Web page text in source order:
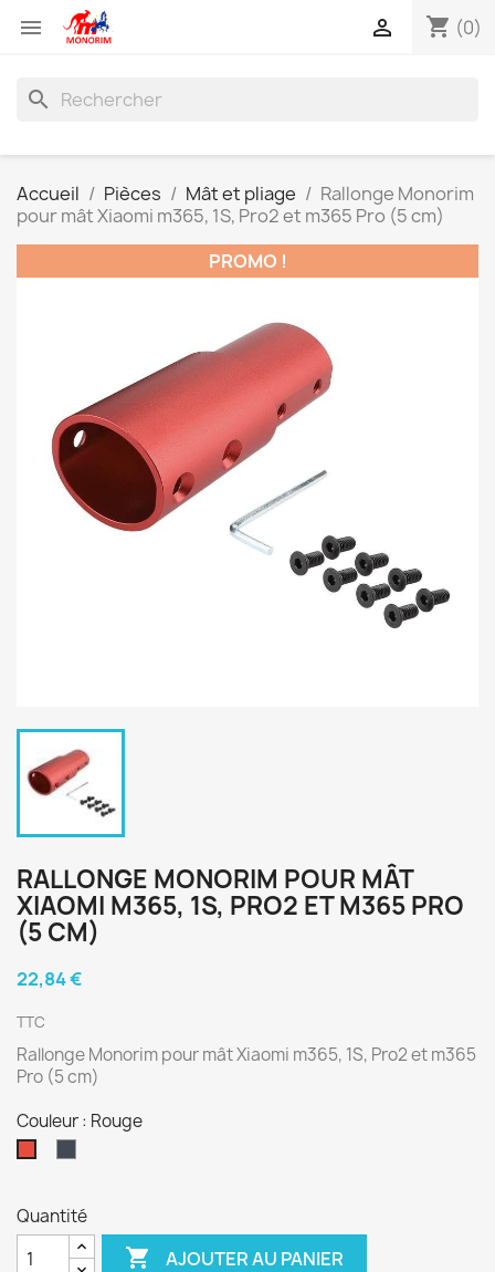
 shopping_cart (0)

search
Accueil Pièces Mât et pliage
Rallonge Monorim
pour mât Xiaomi m365, 1S, Pro2 et m365 Pro (5 cm)
PROMO !
RALLONGE MONORIM POUR MÂT
XIAOMI M365, 1S, PRO2 ET M365 PRO
(5 CM)
22,84 €
TTC
Rallonge Monorim pour mât Xiaomi m365, 1S, Pro2 et m365
Pro (5 cm)
Couleur : Rouge
Quantité
 AJOUTER AU PANIER